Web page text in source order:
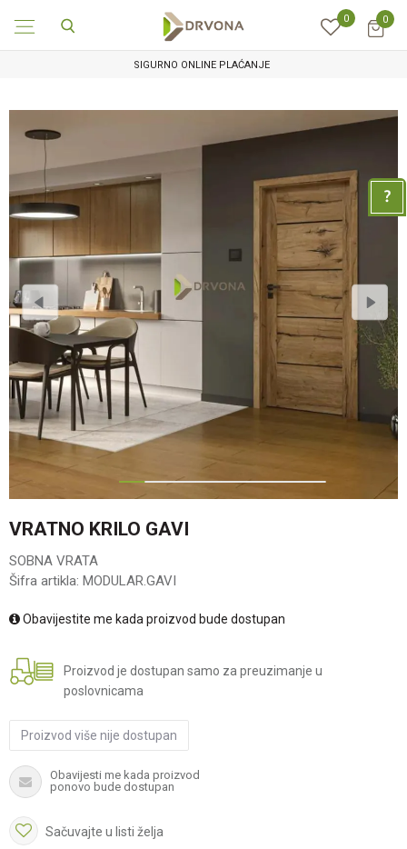
0 0
SIGURNO ONLINE PLAĆANJE
VRATNO KRILO GAVI
SOBNA VRATA
Šifra artikla: MODULAR.GAVI
Obavijestite me kada proizvod bude dostupan
Proizvod je dostupan samo za preuzimanje u
poslovnicama
Proizvod više nije dostupan
Obavijesti me kada proizvod
ponovo bude dostupan
Sačuvajte u listi želja